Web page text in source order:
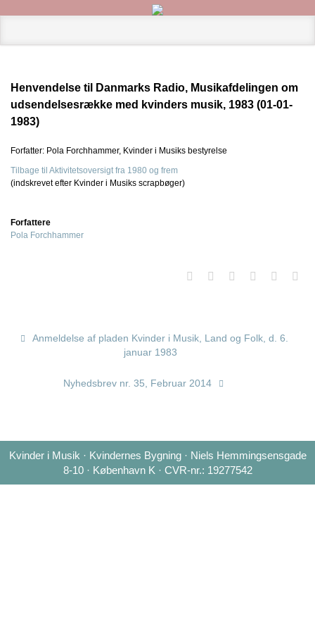
Henvendelse til Danmarks Radio, Musikafdelingen om
udsendelsesrække med kvinders musik, 1983 (01-01-
1983)
Forfatter: Pola Forchhammer, Kvinder i Musiks bestyrelse
Tilbage til Aktivitetsoversigt fra 1980 og frem
(indskrevet efter Kvinder i Musiks scrapbøger)
Forfattere
Pola Forchhammer
Anmeldelse af pladen Kvinder i Musik, Land og Folk, d. 6.
januar 1983
Nyhedsbrev nr. 35, Februar 2014
Kvinder i Musik · Kvindernes Bygning · Niels Hemmingsensgade
8-10 · København K · CVR-nr.: 19277542